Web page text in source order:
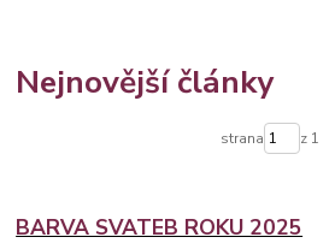
Nejnovější články
strana z 1
BARVA SVATEB ROKU 2025